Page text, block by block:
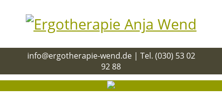
info@ergotherapie-wend.de | Tel. (030) 53 02
92 88